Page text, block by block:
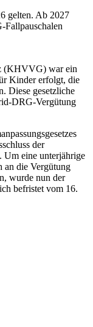
gelten. Ab 2027
(KHVVG) war ein
Kinder erfolgt, die
Diese gesetzliche
DRG-Vergütung
der
Um eine unterjährige
an die Vergütung
wurde nun der
befristet vom 16.